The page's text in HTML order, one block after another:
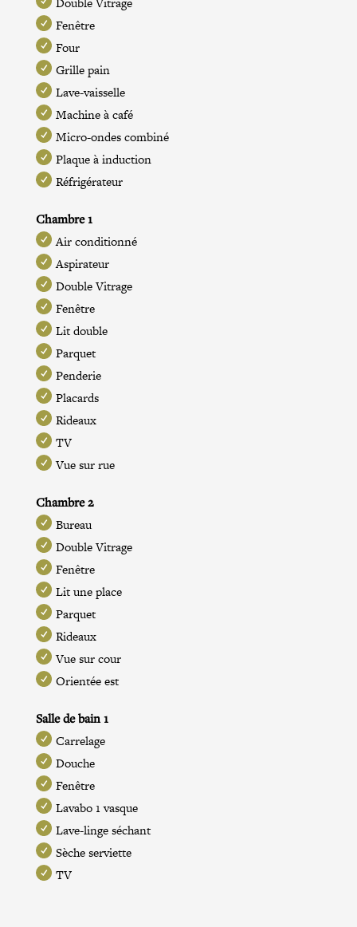
Fenêtre
Four
Grille pain
Lave-vaisselle
Machine à café
Micro-ondes combiné
Plaque à induction
Réfrigérateur
Chambre 1
Air conditionné
Aspirateur
Double Vitrage
Fenêtre
Lit double
Parquet
Penderie
Placards
Rideaux
TV
Vue sur rue
Chambre 2
Bureau
Double Vitrage
Fenêtre
Lit une place
Parquet
Rideaux
Vue sur cour
Orientée est
Salle de bain 1
Carrelage
Douche
Fenêtre
Lavabo 1 vasque
Lave-linge séchant
Sèche serviette
TV